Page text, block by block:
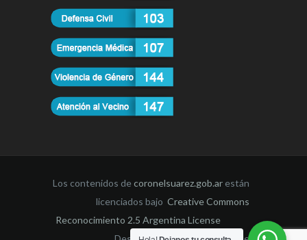
Los contenidos decoronelsuarez.gob.ar están
licenciados bajo Creative Commons
Reconocimiento 2.5 Argentina License